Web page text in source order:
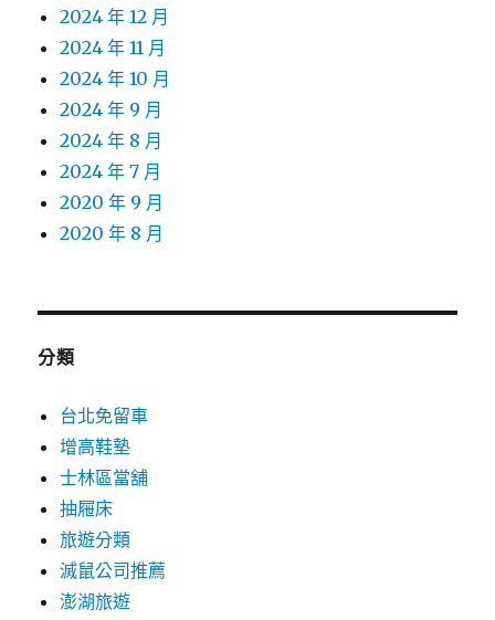
2024 年 12 月
2024 年 11 月
2024 年 10 月
2024 年 9 月
2024 年 8 月
2024 年 7 月
2020 年 9 月
2020 年 8 月
分類
台北免留車
增高鞋墊
士林區當舖
抽屜床
旅遊分類
滅鼠公司推薦
澎湖旅遊